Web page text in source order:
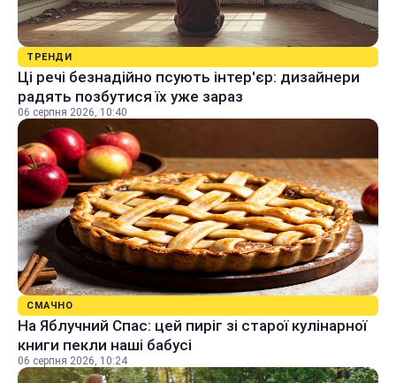
ТРЕНДИ
Ці речі безнадійно псують інтер'єр: дизайнери
радять позбутися їх уже зараз
06 серпня 2026, 10:40
СМАЧНО
На Яблучний Спас: цей пиріг зі старої кулінарної
книги пекли наші бабусі
06 серпня 2026, 10:24